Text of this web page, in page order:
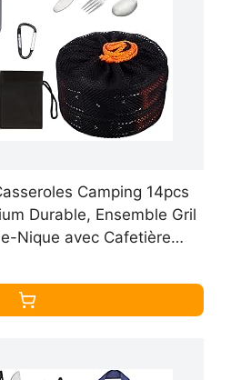
Camping 14pcs
Durable, Ensemble Gril
Nique avec Cafetière